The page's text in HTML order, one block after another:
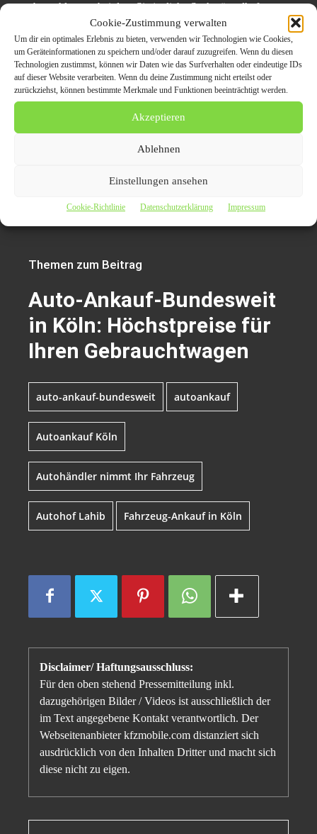
Cookie-Zustimmung verwalten
Um dir ein optimales Erlebnis zu bieten, verwenden wir Technologien wie Cookies,
um Geräteinformationen zu speichern und/oder darauf zuzugreifen. Wenn du diesen
Technologien zustimmst, können wir Daten wie das Surfverhalten oder eindeutige IDs
auf dieser Website verarbeiten. Wenn du deine Zustimmung nicht erteilst oder
zurückziehst, können bestimmte Merkmale und Funktionen beeinträchtigt werden.
Akzeptieren
Ablehnen
Einstellungen ansehen
Cookie-Richtlinie Datenschutzerklärung Impressum
abgeschlossen, bei dem Sie jegliche Sachmängelhaftung
ausschließen und somit auf der sicheren Seite sind.
Möchten Sie den Kaufpreis nicht bar erhalten, überweist
der Autohändler Ihnen auch gerne den Betrag.
Pressekontakt:
https://www.auto-ankauf-bundesweit.de/
Themen zum Beitrag
Auto-Ankauf-Bundesweit
in Köln: Höchstpreise für
Ihren Gebrauchtwagen
auto-ankauf-bundesweit autoankauf
Autoankauf Köln
Autohändler nimmt Ihr Fahrzeug
Autohof Lahib Fahrzeug-Ankauf in Köln
Disclaimer/ Haftungsausschluss:
Für den oben stehend Pressemitteilung inkl.
dazugehörigen Bilder / Videos ist ausschließlich der
im Text angegebene Kontakt verantwortlich. Der
Webseitenanbieter kfzmobile.com distanziert sich
ausdrücklich von den Inhalten Dritter und macht sich
diese nicht zu eigen.